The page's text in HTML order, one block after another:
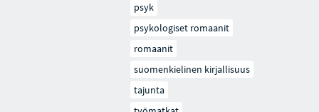
psyk
psykologiset romaanit
romaanit
suomenkielinen kirjallisuus
tajunta